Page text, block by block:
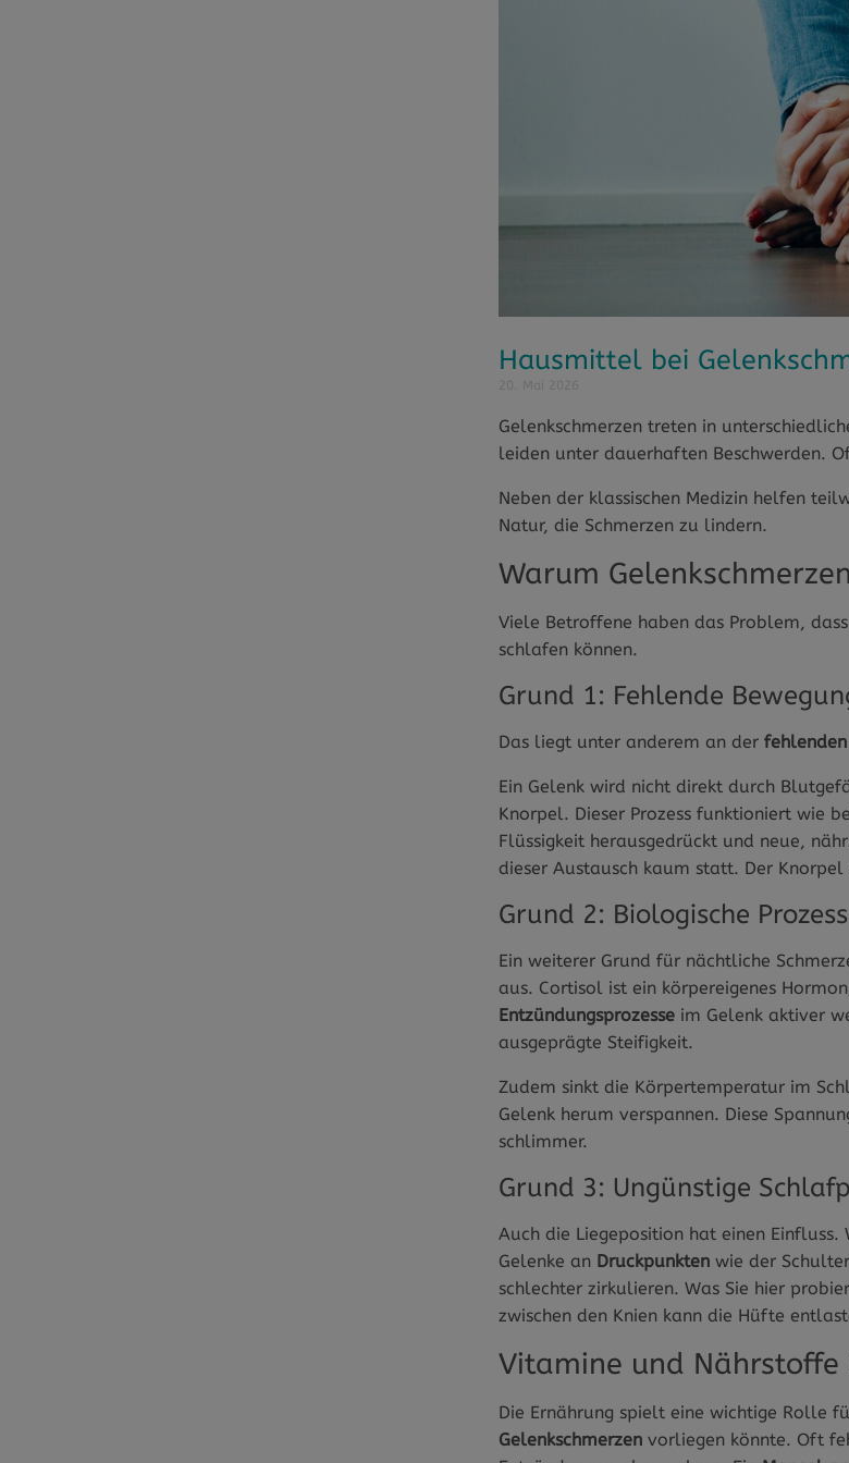
Hausmittel bei
Gelenkschmerzen treten in
leiden unter dauerhaften Beschwerden.
Neben der klassischen Medizin helfen
Natur, die Schmerzen zu lindern.
Warum
Viele Betroffene haben das Problem,
schlafen können.
Grund 1: Fehlende
Das liegt unter anderem an der
Ein Gelenk wird nicht direkt durch
Knorpel. Dieser Prozess funktioniert wie
Flüssigkeit herausgedrückt und neue,
dieser Austausch kaum statt. Der
Grund 2: Biologische
Ein weiterer Grund für nächtliche
aus. Cortisol ist ein körpereigenes
Entzündungsprozesse im Gelenk aktiver
ausgeprägte Steifigkeit.
Zudem sinkt die Körpertemperatur im
Gelenk herum verspannen. Diese
schlimmer.
Grund 3: Ungünstige
Auch die Liegeposition hat einen
Gelenke an Druckpunkten wie der
schlechter zirkulieren. Was Sie hier
zwischen den Knien kann die Hüfte
Vitamine und Nährstoffe
Die Ernährung spielt eine wichtige Rolle
Gelenkschmerzen vorliegen könnte. Oft